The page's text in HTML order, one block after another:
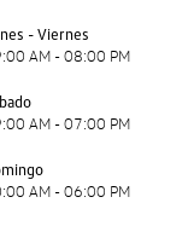
- Viernes
AM - 08:00 PM
AM - 07:00 PM
AM - 06:00 PM